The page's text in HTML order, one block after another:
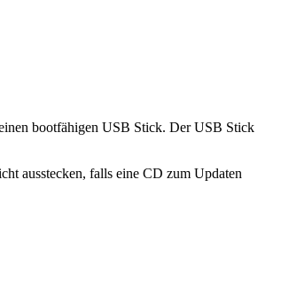
bootfähigen USB Stick. Der USB Stick
ausstecken, falls eine CD zum Updaten